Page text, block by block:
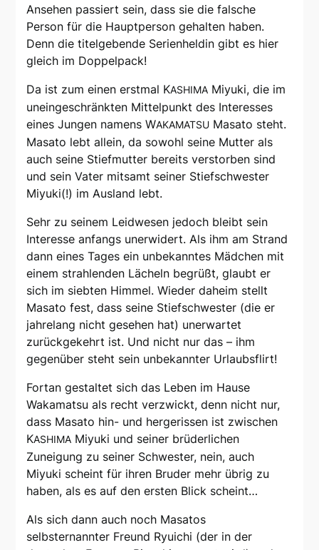
Ansehen passiert sein, dass sie die falsche
Person für die Hauptperson gehalten haben.
Denn die titelgebende Serienheldin gibt es hier
gleich im Doppelpack!
Da ist zum einen erstmal KASHIMA Miyuki, die im
uneingeschränkten Mittelpunkt des Interesses
eines Jungen namens WAKAMATSU Masato steht.
Masato lebt allein, da sowohl seine Mutter als
auch seine Stiefmutter bereits verstorben sind
und sein Vater mitsamt seiner Stiefschwester
Miyuki(!) im Ausland lebt.
Sehr zu seinem Leidwesen jedoch bleibt sein
Interesse anfangs unerwidert. Als ihm am Strand
dann eines Tages ein unbekanntes Mädchen mit
einem strahlenden Lächeln begrüßt, glaubt er
sich im siebten Himmel. Wieder daheim stellt
Masato fest, dass seine Stiefschwester (die er
jahrelang nicht gesehen hat) unerwartet
zurückgekehrt ist. Und nicht nur das – ihm
gegenüber steht sein unbekannter Urlaubsflirt!
Fortan gestaltet sich das Leben im Hause
Wakamatsu als recht verzwickt, denn nicht nur,
dass Masato hin- und hergerissen ist zwischen
KASHIMA Miyuki und seiner brüderlichen
Zuneigung zu seiner Schwester, nein, auch
Miyuki scheint für ihren Bruder mehr übrig zu
haben, als es auf den ersten Blick scheint…
Als sich dann auch noch Masatos
selbsternannter Freund Ryuichi (der in der